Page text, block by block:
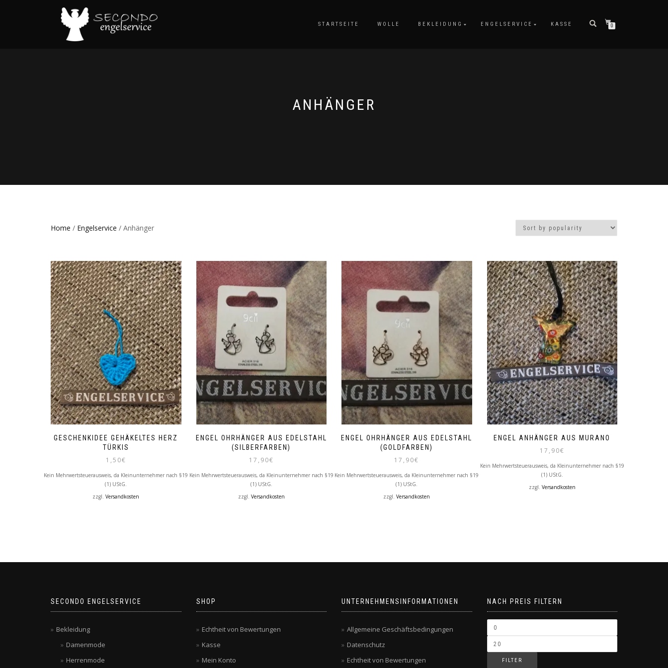
STARTSEITE WOLLE BEKLEIDUNG ENGELSERVICE KASSE 0
ANHÄNGER
Home / Engelservice / Anhänger
GESCHENKIDEE GEHÄKELTES HERZ
TÜRKIS
1,50€
Kein Mehrwertsteuerausweis, da Kleinunternehmer nach §19
(1) UStG.
zzgl.Versandkosten
ENGEL OHRHÄNGER AUS EDELSTAHL
(SILBERFARBEN)
17,90€
Kein Mehrwertsteuerausweis, da Kleinunternehmer nach §19
(1) UStG.
zzgl. Versandkosten
ENGEL OHRHÄNGER AUS EDELSTAHL
(GOLDFARBEN)
17,90€
Kein Mehrwertsteuerausweis, da Kleinunternehmer nach §19
(1) UStG.
zzgl.Versandkosten
ENGEL ANHÄNGER AUS MURANO
17,90€
Kein Mehrwertsteuerausweis, da Kleinunternehmer nach §19
(1) UStG.
zzgl. Versandkosten
SECONDO ENGELSERVICE
Bekleidung
Damenmode
Herrenmode
SHOP
Echtheit von Bewertungen
Kasse
Mein Konto
UNTERNEHMENSINFORMATIONEN
Allgemeine Geschäftsbedingungen
Datenschutz
Echtheit von Bewertungen
NACH PREIS FILTERN
FILTER